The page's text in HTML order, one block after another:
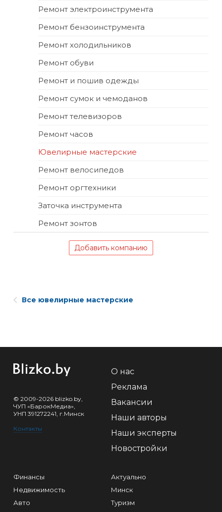
Ремонт электроинструмента
Ремонт бензоинструмента
Ремонт холодильников
Ремонт обуви
Ремонт и пошив одежды
Ремонт сумок и чемоданов
Ремонт телевизоров
Ремонт часов
Ювелирные мастерские
Ремонт велосипедов
Ремонт оргтехники
Заточка инструмента
Ремонт зонтов
Добавить компанию
Все ювелирные мастерские
© 2009-2026 blizko.by,
ЧУП «БарокМедиа»,
УНП 391272241, г.Минск
Контакты
О нас
Реклама
Вакансии
Наши авторы
Наши эксперты
Новостройки
Финансы
Недвижимость
Авто
Актуально
Минск
Туризм